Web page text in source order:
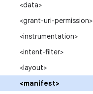
<data>
<grant-uri-permission>
<instrumentation>
<intent-filter>
<layout>
<manifest>